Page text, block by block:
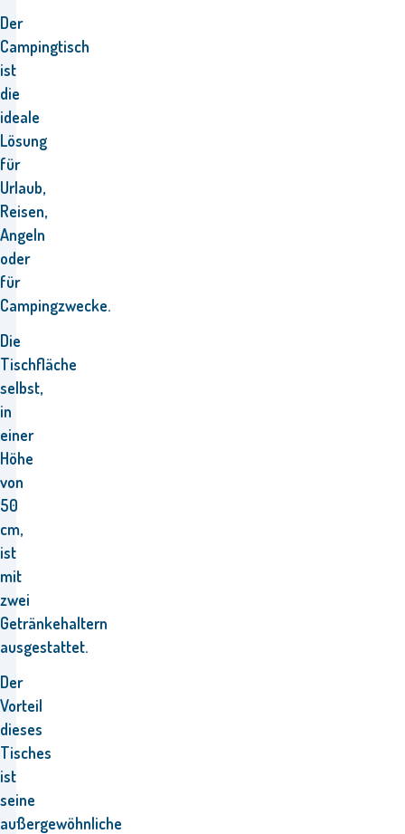
Der
Campingtisch
ist
die
ideale
Lösung
für
Urlaub,
Reisen,
Angeln
oder
für
Campingzwecke.
Die
Tischfläche
selbst,
in
einer
Höhe
von
50
cm,
ist
mit
zwei
Getränkehaltern
ausgestattet.
Der
Vorteil
dieses
Tisches
ist
seine
außergewöhnliche